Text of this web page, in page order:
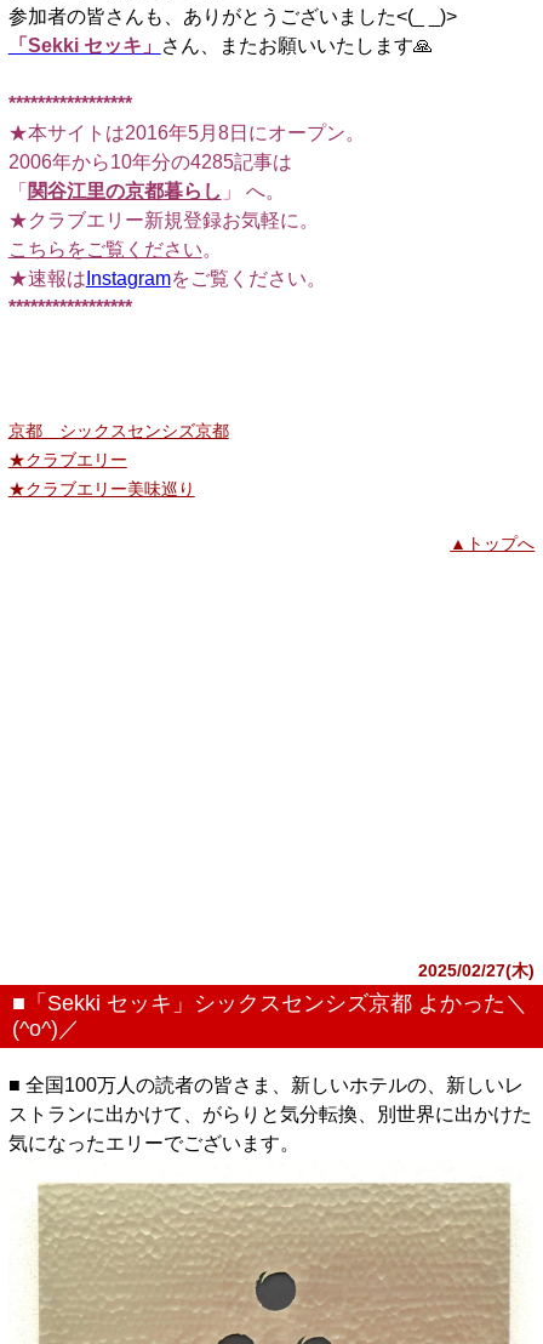
参加者の皆さんも、ありがとうございました<(_ _)>
「Sekki セッキ」
さん、またお願いいたします🙏
*****************
★本サイトは2016年5月8日にオープン。
2006年から10年分の4285記事は
「 関谷江里の京都暮らし 」 へ。
★クラブエリー新規登録お気軽に。
こちらをご覧ください。
★速報は Instagramをご覧ください。
*****************
京都 シックスセンシズ京都
★クラブエリー
★クラブエリー美味巡り
▲トップへ
2025/02/27(木)
■「Sekki セッキ」シックスセンシズ京都 よかった＼
(^o^)／
■ 全国100万人の読者の皆さま、新しいホテルの、新しいレ
ストランに出かけて、がらりと気分転換、別世界に出かけた
気になったエリーでございます。